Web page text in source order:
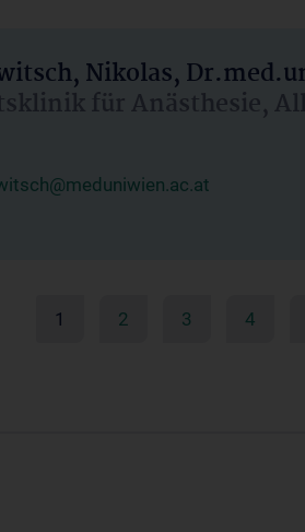
Nikolas,
für Anästhesie,
1 2 3 4